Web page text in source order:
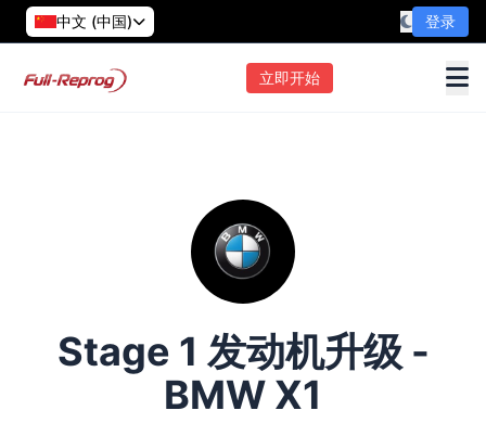
中文 (中国) 登录
立即开始
Stage 1 发动机升级 -
BMW X1